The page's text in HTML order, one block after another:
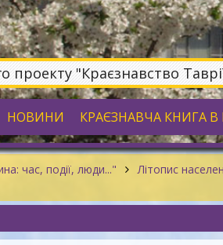
проекту "Краєзнавство
НОВИНИ КРАЄЗНАВЧА КНИГА В
час, події, люди..." Літопис